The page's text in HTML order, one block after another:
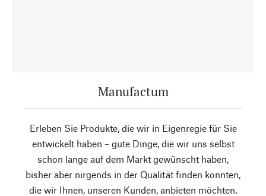
Manufactum
Erleben Sie Produkte, die wir in Eigenregie für Sie
entwickelt haben – gute Dinge, die wir uns selbst
schon lange auf dem Markt gewünscht haben,
bisher aber nirgends in der Qualität finden konnten,
die wir Ihnen, unseren Kunden, anbieten möchten.